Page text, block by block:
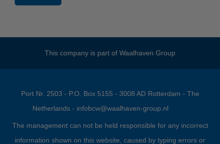
This company is part of Waalhaven Group
Port Nr. 2503 - P.O. Box 5155 - 3008 AD Rotterdam - The
Netherlands - infobcw@waalhaven-group.nl
The management can not be held responsible for any incorrect
information shown on this website, caused by typing errors or